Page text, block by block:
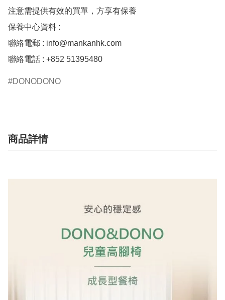
注意需提供有效的買單，方享有保養
保養中心資料 :
聯絡電郵 : info@mankanhk.com
聯絡電話 : +852 51395480
DONODONO
商品詳情